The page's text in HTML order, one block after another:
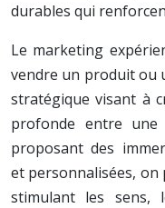
durables qui
Le marketing
vendre un produit ou
stratégique visant à
profonde entre
proposant des
et personnalisées, on
stimulant les sens,